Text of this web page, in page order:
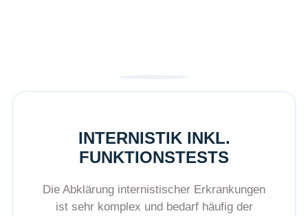
INTERNISTIK INKL.
FUNKTIONSTESTS
Die Abklärung internistischer Erkrankungen
ist sehr komplex und bedarf häufig der